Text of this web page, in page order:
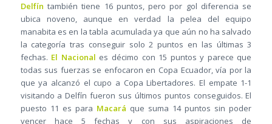
Delfín también tiene 16 puntos, pero por gol diferencia se
ubica noveno, aunque en verdad la pelea del equipo
manabita es en la tabla acumulada ya que aún no ha salvado
la categoría tras conseguir solo 2 puntos en las últimas 3
fechas. El Nacional es décimo con 15 puntos y parece que
todas sus fuerzas se enfocaron en Copa Ecuador, vía por la
que ya alcanzó el cupo a Copa Libertadores. El empate 1-1
visitando a Delfín fueron sus últimos puntos conseguidos. El
puesto 11 es para Macará que suma 14 puntos sin poder
vencer hace 5 fechas y con sus aspiraciones de